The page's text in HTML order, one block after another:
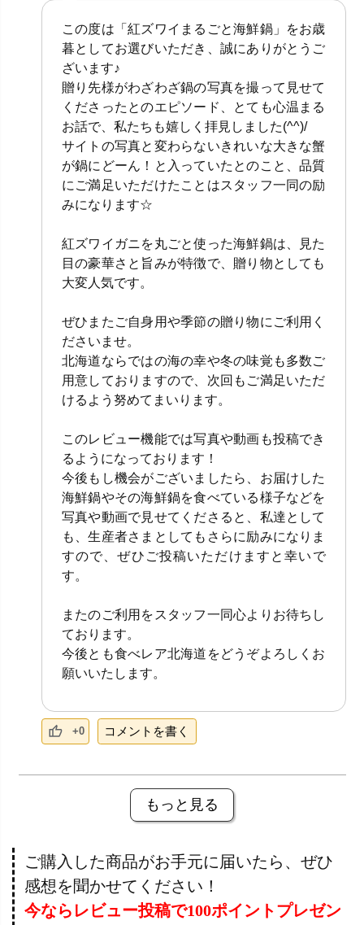
この度は「紅ズワイまるごと海鮮鍋」をお歳
暮としてお選びいただき、誠にありがとうご
ざいます♪
贈り先様がわざわざ鍋の写真を撮って見せて
くださったとのエピソード、とても心温まる
お話で、私たちも嬉しく拝見しました(^^)/
サイトの写真と変わらないきれいな大きな蟹
が鍋にどーん！と入っていたとのこと、品質
にご満足いただけたことはスタッフ一同の励
みになります☆
紅ズワイガニを丸ごと使った海鮮鍋は、見た
目の豪華さと旨みが特徴で、贈り物としても
大変人気です。
ぜひまたご自身用や季節の贈り物にご利用く
ださいませ。
北海道ならではの海の幸や冬の味覚も多数ご
用意しておりますので、次回もご満足いただ
けるよう努めてまいります。
このレビュー機能では写真や動画も投稿でき
るようになっております！
今後もし機会がございましたら、お届けした
海鮮鍋やその海鮮鍋を食べている様子などを
写真や動画で見せてくださると、私達として
も、生産者さまとしてもさらに励みになりま
すので、ぜひご投稿いただけますと幸いで
す。
またのご利用をスタッフ一同心よりお待ちし
ております。
今後とも食べレア北海道をどうぞよろしくお
願いいたします。
+0 コメントを書く
もっと見る
ご購入した商品がお手元に届いたら、ぜひ
感想を聞かせてください！
今ならレビュー投稿で100ポイントプレゼン